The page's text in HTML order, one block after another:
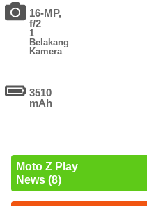
16-MP,
f/2
1
Belakang
Kamera
3510
mAh
Moto Z Play
News (8)